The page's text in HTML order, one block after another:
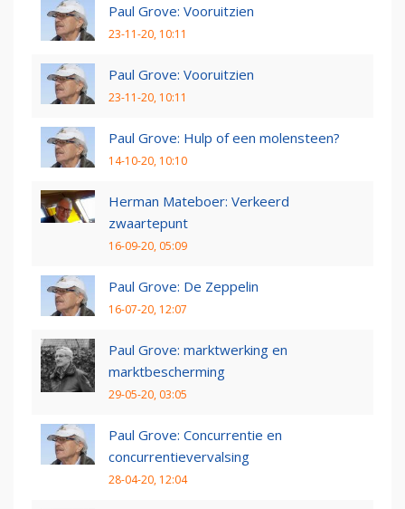
Paul Grove: Vooruitzien
23-11-20, 10:11
Paul Grove: Vooruitzien
23-11-20, 10:11
Paul Grove: Hulp of een molensteen?
14-10-20, 10:10
Herman Mateboer: Verkeerd
zwaartepunt
16-09-20, 05:09
Paul Grove: De Zeppelin
16-07-20, 12:07
Paul Grove: marktwerking en
marktbescherming
29-05-20, 03:05
Paul Grove: Concurrentie en
concurrentievervalsing
28-04-20, 12:04